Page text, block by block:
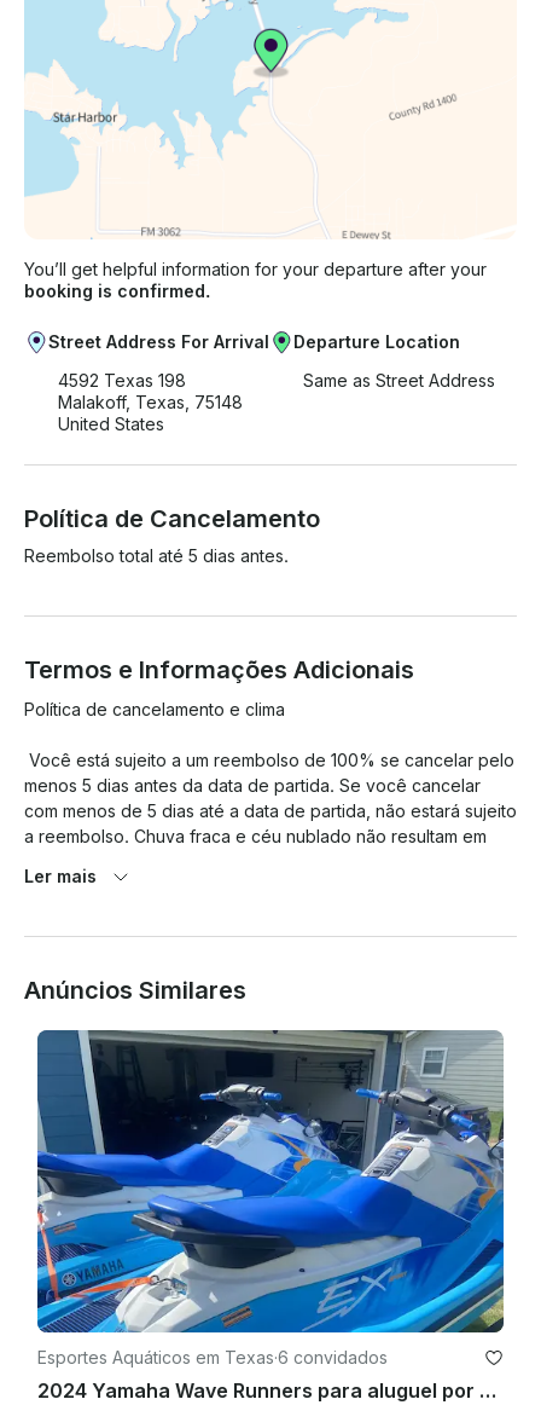
You’ll get helpful information for your departure after your
booking is confirmed.
Street Address For Arrival
4592 Texas 198
Malakoff, Texas, 75148
United States
Departure Location
Same as Street Address
Política de Cancelamento
Reembolso total até 5 dias antes.
Termos e Informações Adicionais
Política de cancelamento e clima
menos 5 dias antes da data de partida. Se você cancelar
com menos de 5 dias até a data de partida, não estará sujeito
a reembolso. Chuva fraca e céu nublado não resultam em
menos 80% de chance de tempestades durante qualquer
de $300, que é reembolsável no cartão do locatário se os jet
nasceu antes de 1º de setembro de 1993, NÃO precisa de
nenhum tipo de licença de velejador ou cartão de segurança
do velejador. Se você nasceu depois de 1º de setembro de
1993, precisará fazer um curso/questionário on-line de $11
antes de dirigir o barco/jet ski (este é o mais barato
disponível no Texas, via BoatUS). Eu fornecerei as
curso/questionário
Ler mais
Anúncios Similares
Esportes Aquáticos em Texas·6 convidados
2024 Yamaha Wave Runners para aluguel por hora ou por dia em Mabank TX